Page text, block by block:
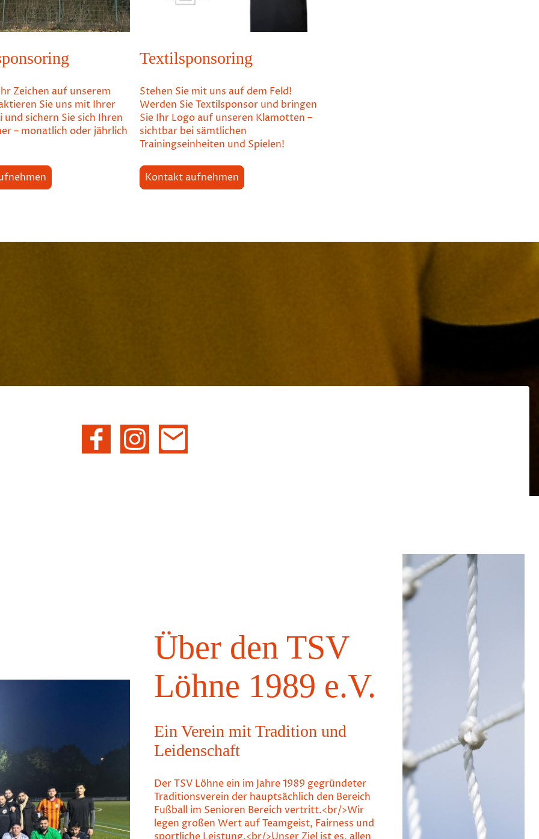
Zeichen auf unserem
Sie uns mit Ihrer
sichern Sie sich Ihren
– monatlich oder jährlich
Textilsponsoring
Stehen Sie mit uns auf dem Feld!
Werden Sie Textilsponsor und bringen
Sie Ihr Logo auf unseren Klamotten –
sichtbar bei sämtlichen
Trainingseinheiten und Spielen!
Kontakt aufnehmen
Über den TSV
Löhne 1989 e.V.
Ein Verein mit Tradition und
Leidenschaft
Der TSV Löhne ein im Jahre 1989 gegründeter
Traditionsverein der hauptsächlich den Bereich
Fußball im Senioren Bereich vertritt.<br/>Wir
legen großen Wert auf Teamgeist, Fairness und